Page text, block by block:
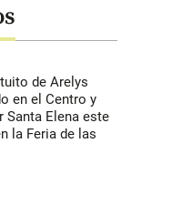
de Arelys
en el Centro y
Santa Elena este
la Feria de las